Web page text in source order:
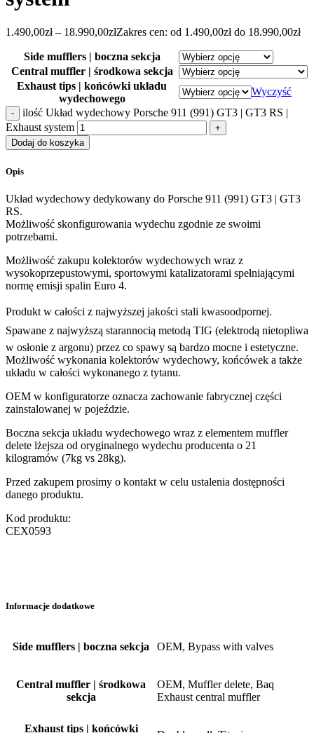
1.490,00zł – 18.990,00złZakres cen: od 1.490,00zł do 18.990,00zł
Side mufflers | boczna sekcja
Central muffler | środkowa sekcja
Exhaust tips | końcówki układu
wydechowego
Wyczyść
ilość Układ wydechowy Porsche 911 (991) GT3 | GT3 RS |
Exhaust system
Dodaj do koszyka
Opis
Układ wydechowy dedykowany do Porsche 911 (991) GT3 | GT3
RS.
Możliwość skonfigurowania wydechu zgodnie ze swoimi
potrzebami.
Możliwość zakupu kolektorów wydechowych wraz z
wysokoprzepustowymi, sportowymi katalizatorami spełniającymi
normę emisji spalin Euro 4.
Produkt w całości z najwyższej jakości stali kwasoodpornej.
Spawane z najwyższą starannocią metodą TIG (elektrodą nietopliwa
w osłonie z argonu) przez co spawy są bardzo mocne i estetyczne.
Możliwość wykonania kolektorów wydechowy, końcówek a także
układu w całości wykonanego z tytanu.
OEM w konfiguratorze oznacza zachowanie fabrycznej części
zainstalowanej w pojeździe.
Boczna sekcja układu wydechowego wraz z elementem muffler
delete lżejsza od oryginalnego wydechu producenta o 21
kilogramów (7kg vs 28kg).
Przed zakupem prosimy o kontakt w celu ustalenia dostępności
danego produktu.
Kod produktu:
CEX0593
Informacje dodatkowe
Side mufflers | boczna sekcja OEM, Bypass with valves
Central muffler | środkowa
sekcja
OEM, Muffler delete, Baq
Exhaust central muffler
Exhaust tips | końcówki